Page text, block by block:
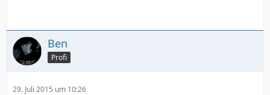
Ben
Profi
29. Juli 2015 um 10:26